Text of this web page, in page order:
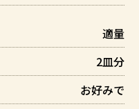
適量
2皿分
お好みで